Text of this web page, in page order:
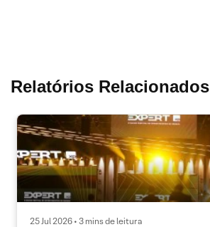
Relatórios Relacionados
25 Jul 2026 • 3 mins de leitura